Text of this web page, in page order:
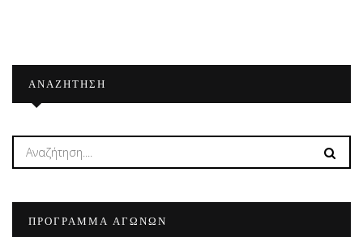
ΑΝΑΖΉΤΗΣΗ
ΠΡΟΓΡΑΜΜΑ ΑΓΩΝΩΝ